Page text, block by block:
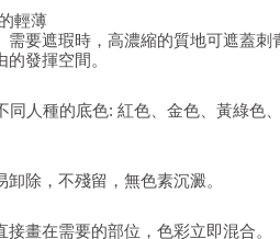
輕薄
要遮瑕時，高濃縮的質地可遮蓋
發揮空間。
同人種的底色: 紅色、金色、黃綠
除，不殘留，無色素沉澱。
畫在需要的部位，色彩立即混合。